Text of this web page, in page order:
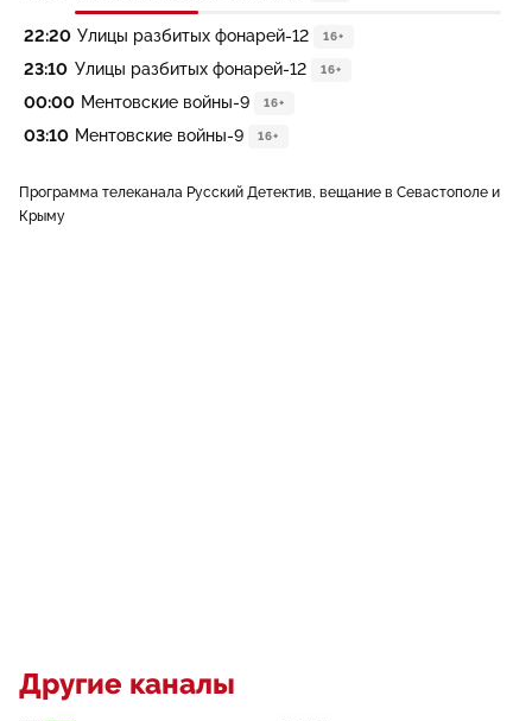
22:20 Улицы разбитых фонарей-12 16+
23:10 Улицы разбитых фонарей-12 16+
00:00 Ментовские войны-9 16+
03:10 Ментовские войны-9 16+
Программа телеканала Русский Детектив, вещание в Севастополе и
Крыму
Другие каналы